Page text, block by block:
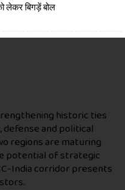
लेकर बिगड़ें बोल
historic ties
defense and political
regions are maturing
potential of strategic
India corridor presents